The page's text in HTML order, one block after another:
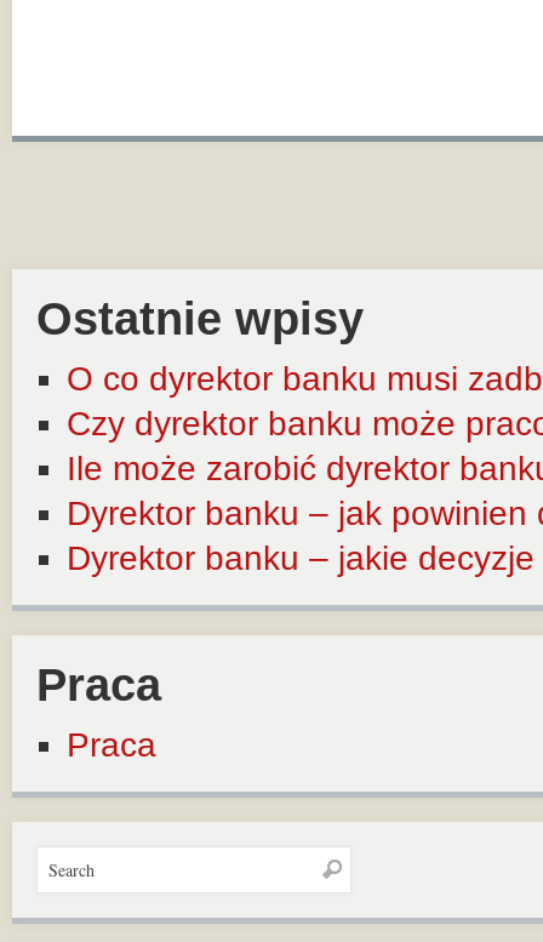
Ostatnie wpisy
O co dyrektor banku musi
Czy dyrektor banku może
Ile może zarobić dyrektor
Dyrektor banku – jak
Dyrektor banku – jakie
Praca
Praca